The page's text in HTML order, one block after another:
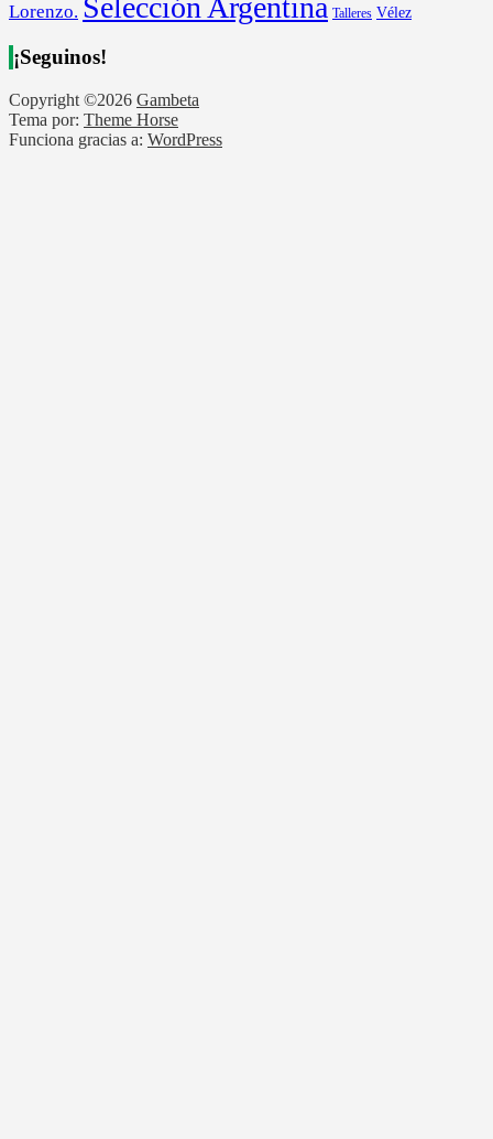
Lorenzo. Selección Argentina Talleres Vélez
¡Seguinos!
Copyright ©2026 Gambeta
Tema por: Theme Horse
Funciona gracias a: WordPress